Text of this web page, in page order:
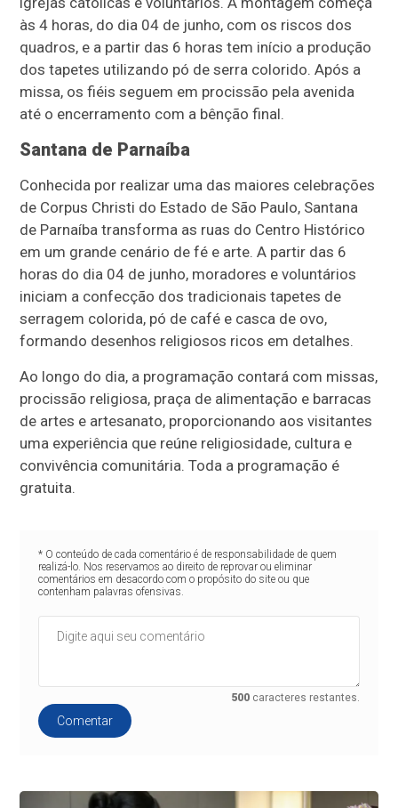
às 4 horas, do dia 04 de junho, com os riscos dos
quadros, e a partir das 6 horas tem início a produção
dos tapetes utilizando pó de serra colorido. Após a
missa, os fiéis seguem em procissão pela avenida
até o encerramento com a bênção final.
Santana de Parnaíba
Conhecida por realizar uma das maiores celebrações
de Corpus Christi do Estado de São Paulo, Santana
de Parnaíba transforma as ruas do Centro Histórico
em um grande cenário de fé e arte. A partir das 6
horas do dia 04 de junho, moradores e voluntários
iniciam a confecção dos tradicionais tapetes de
serragem colorida, pó de café e casca de ovo,
formando desenhos religiosos ricos em detalhes.
Ao longo do dia, a programação contará com missas,
procissão religiosa, praça de alimentação e barracas
de artes e artesanato, proporcionando aos visitantes
uma experiência que reúne religiosidade, cultura e
convivência comunitária. Toda a programação é
gratuita.
* O conteúdo de cada comentário é de responsabilidade de quem
realizá-lo. Nos reservamos ao direito de reprovar ou eliminar
comentários em desacordo com o propósito do site ou que
contenham palavras ofensivas.
500 caracteres restantes.
Comentar